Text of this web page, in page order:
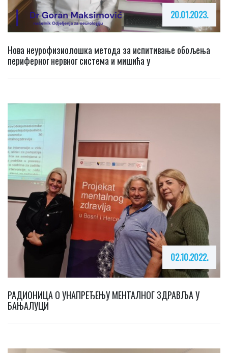
20.01.2023.
Нова неурофизиолошка метода за испитивање обољења
периферног нервног система и мишића у
02.10.2022.
РАДИОНИЦА О УНАПРЕЂЕЊУ МЕНТАЛНОГ ЗДРАВЉА У
БАЊАЛУЦИ